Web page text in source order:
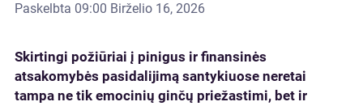
Paskelbta 09:00 Birželio 16, 2026
Skirtingi požiūriai į pinigus ir finansinės
atsakomybės pasidalijimą santykiuose neretai
tampa ne tik emocinių ginčų priežastimi, bet ir